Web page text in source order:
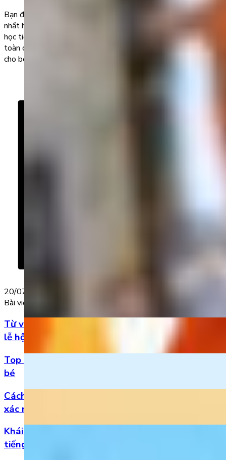
Bạn đã biết những app nào là ứng dụng học tiếng Anh tốt
nhất hiện nay cho bé chưa? Hãy chọn cho bé những phần mềm
học tiếng Anh chất lượng để định hướng và giúp bé phát triển
toàn diện 4 kỹ năng nhé. Cùng tìm hiểu 5 ứng dụng tốt nhất
cho bé […]
20/07/2022
Bài viết nổi bật
Từ vựng Halloween tiếng Anh: Chuẩn bị cho mùa
lễ hội
Top 5 bài hát 20/11 hay nhất bằng tiếng Anh cho
bé
Cách đọc số thập phân trong tiếng Anh chuẩn
xác nhất
Khái niệm, phân loại và vị trí của danh từ trong
tiếng Anh